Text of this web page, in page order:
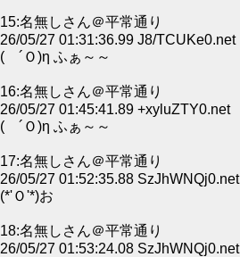
15:名無しさん＠平常通り
26/05/27 01:31:36.99 J8/TCUKe0.net
( ´Ｏ)η ふぁ～～
16:名無しさん＠平常通り
26/05/27 01:45:41.89 +xyluZTY0.net
( ´Ｏ)η ふぁ～～
17:名無しさん＠平常通り
26/05/27 01:52:35.88 SzJhWNQj0.net
(*'Ｏ'*)お
18:名無しさん＠平常通り
26/05/27 01:53:24.08 SzJhWNQj0.net